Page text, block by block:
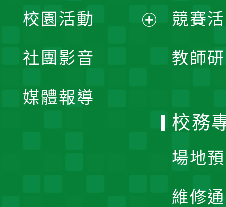
競賽
教師
開
校園活動
社團影音
媒體報導
校務
場地
維修